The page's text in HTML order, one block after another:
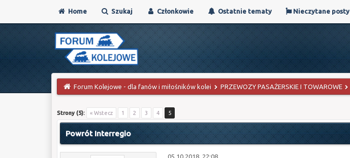
Home Szukaj Członkowie Ostatnie tematy Nieczytane posty
Forum Kolejowe - dla fanów i miłośników kolei PRZEWOZY PASAŻERSKIE I TOWAROWE
Strony (5): « Wstecz 1 2 3 4 5
0 głosów - średnia: 0
1
2
3
4
5
Powrót Interregio
05.10.2018, 22:08